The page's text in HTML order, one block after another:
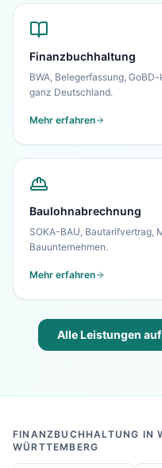
Finanzbuchhaltung
BWA, Belegerfassung,
ganz Deutschland.
Mehr erfahren
Baulohnabrechnung
SOKA-BAU, Bautarifvertrag,
Bauunternehmen.
Mehr erfahren
Alle Leistungen
FINANZBUCHHALTUNG IN
WÜRTTEMBERG